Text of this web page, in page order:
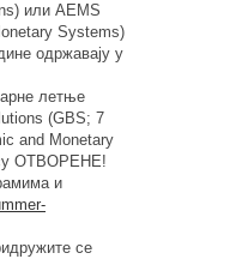
или AEMS
Systems)
одржавају у
летње
(GBS; 7
and Monetary
ОТВОРЕНЕ!
и
се